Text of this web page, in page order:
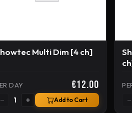
Multi Dim [4 ch]
DAY €12.00
− 1 + Add to Cart −